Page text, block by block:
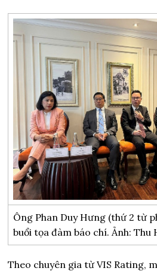
Ông Phan Duy Hưng (thứ 2 từ
buổi tọa đàm báo chí. Ảnh: Thu
Theo chuyên gia từ VIS Rating,